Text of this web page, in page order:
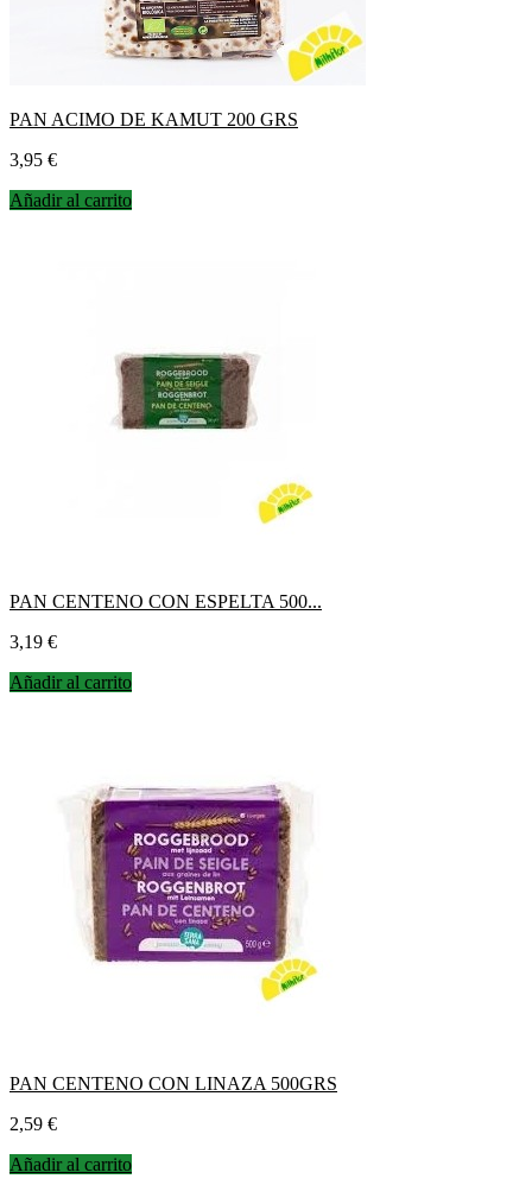
PAN ACIMO DE KAMUT 200 GRS
Precio
3,95 €
Añadir al carrito
PAN CENTENO CON ESPELTA 500...
Precio
3,19 €
Añadir al carrito
PAN CENTENO CON LINAZA 500GRS
Precio
2,59 €
Añadir al carrito